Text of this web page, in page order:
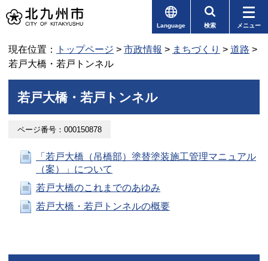
Language 検索 メニュー
現在位置： トップページ > 市政情報 > まちづくり > 道路 >
若戸大橋・若戸トンネル
若戸大橋・若戸トンネル
ページ番号：000150878
「若戸大橋（吊橋部）塗替塗装施工管理マニュアル
（案）」について
若戸大橋のこれまでのあゆみ
若戸大橋・若戸トンネルの概要